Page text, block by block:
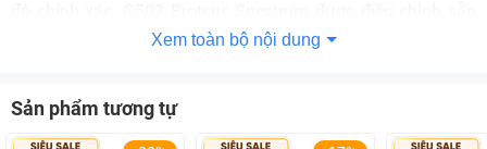
miếng lót chuột chơi game của Logitech, G240 và G440.
Xem toàn bộ nội dung
Sản phẩm tương tự